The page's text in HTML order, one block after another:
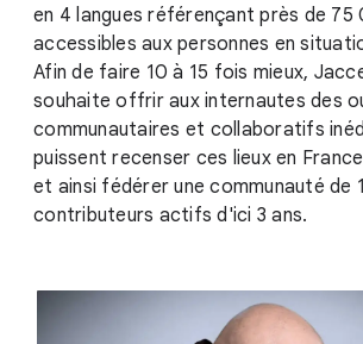
en 4 langues référençant près de 75
accessibles aux personnes en
Afin de faire 10 à 15 fois mieux,
souhaite offrir aux internautes des
communautaires et collaboratifs
puissent recenser ces lieux en
et ainsi fédérer une communauté de
contributeurs actifs d'ici 3 ans.